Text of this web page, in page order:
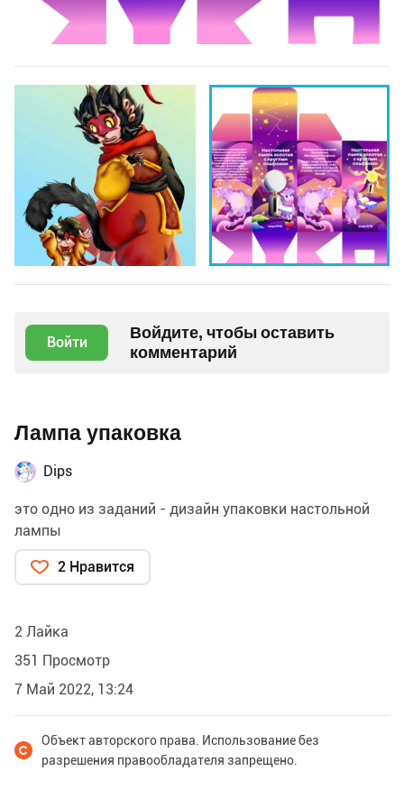
Войти
Войдите, чтобы оставить
комментарий
Лампа упаковка
Dips
это одно из заданий - дизайн упаковки настольной
лампы
2 Нравится
2 Лайка
351 Просмотр
7 Май 2022, 13:24
Объект авторского права. Использование без
разрешения правообладателя запрещено.